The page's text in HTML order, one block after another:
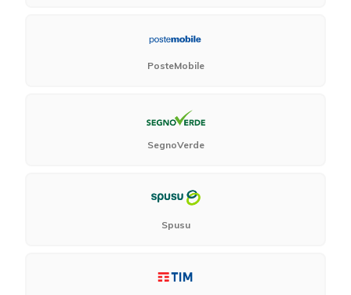
PosteMobile
SegnoVerde
Spusu